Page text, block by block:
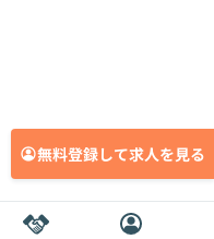
無料登録して求人を見る